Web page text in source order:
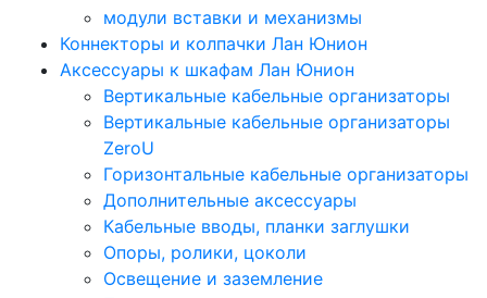
модули вставки и механизмы
Коннекторы и колпачки Лан Юнион
Аксессуары к шкафам Лан Юнион
Вертикальные кабельные организаторы
Вертикальные кабельные организаторы
ZeroU
Горизонтальные кабельные организаторы
Дополнительные аксессуары
Кабельные вводы, планки заглушки
Опоры, ролики, цоколи
Освещение и заземление